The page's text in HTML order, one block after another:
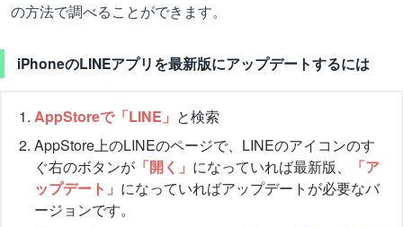
の方法で調べることができます。
iPhoneのLINEアプリを最新版にアップデートするには
AppStoreで「LINE」 と検索
AppStore上のLINEのページで、LINEのアイコンのす
ぐ右のボタンが 「開く」 になっていれば最新版、
「ア
ップデート」 になっていればアップデートが必要なバ
ージョンです。